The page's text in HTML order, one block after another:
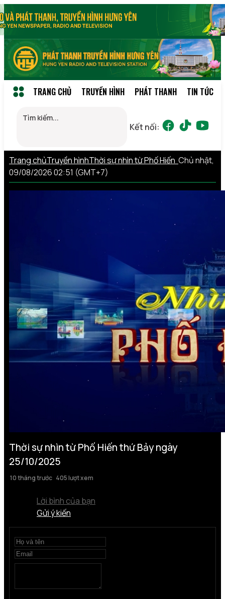
TRANG CHỦ TRUYỀN HÌNH PHÁT THANH TIN TỨC
Kết nối:
Trang chủTruyền hìnhThời sự nhìn từ Phố Hiến Chủ nhật,
09/08/2026 02:51 (GMT+7)
Thời sự nhìn từ Phố Hiến thứ Bảy ngày
25/10/2025
10 tháng trước 405 lượt xem
Lời bình của bạn
Gửi ý kiến